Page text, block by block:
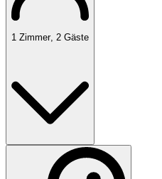
1 Zimmer, 2 Gäste